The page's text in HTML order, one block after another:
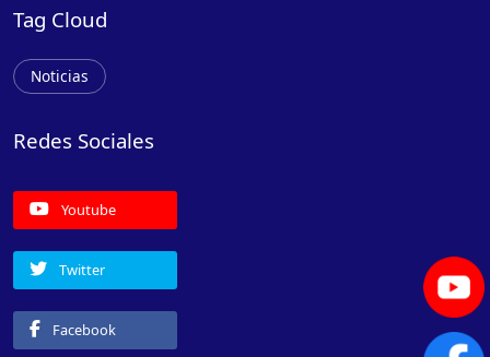
Tag Cloud
Noticias
Redes Sociales
Youtube
Twitter
Facebook